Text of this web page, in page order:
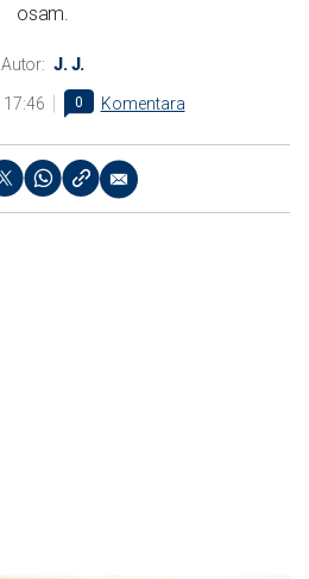
osam.
Autor: J. J.
17:46 0 Komentara